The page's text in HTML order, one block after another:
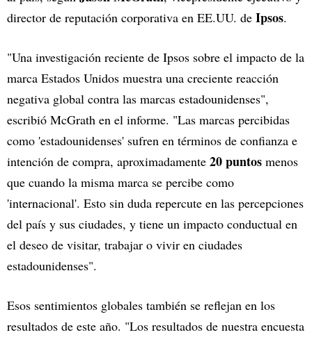
director de reputación corporativa en EE.UU. de Ipsos.
"Una investigación reciente de Ipsos sobre el impacto de la
marca Estados Unidos muestra una creciente reacción
negativa global contra las marcas estadounidenses",
escribió McGrath en el informe. "Las marcas percibidas
como 'estadounidenses' sufren en términos de confianza e
intención de compra, aproximadamente 20 puntos menos
que cuando la misma marca se percibe como
'internacional'. Esto sin duda repercute en las percepciones
del país y sus ciudades, y tiene un impacto conductual en
el deseo de visitar, trabajar o vivir en ciudades
estadounidenses".
Esos sentimientos globales también se reflejan en los
resultados de este año. "Los resultados de nuestra encuesta